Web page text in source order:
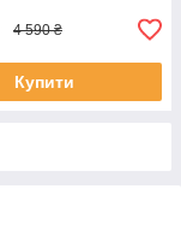
4 590 ₴
Купити